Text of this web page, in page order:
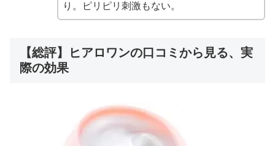
り。ピリピリ刺激もない。
【総評】ヒアロワンの口コミから見る、実
際の効果